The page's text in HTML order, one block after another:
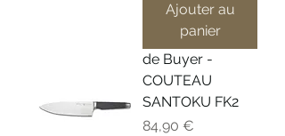
Ajouter au
panier
de Buyer -
COUTEAU
SANTOKU FK2
Prix
84,90 €